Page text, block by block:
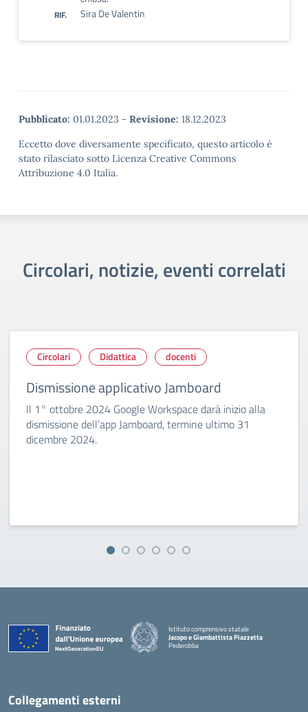
RIF. Sira De Valentin
Pubblicato: 01.01.2023 - Revisione: 18.12.2023
Eccetto dove diversamente specificato, questo articolo è
stato rilasciato sotto Licenza Creative Commons
Attribuzione 4.0 Italia.
Circolari, notizie, eventi correlati
Circolari Didattica docenti
Dismissione applicativo Jamboard
Il 1° ottobre 2024 Google Workspace darà inizio alla
dismissione dell’app Jamboard, termine ultimo 31
dicembre 2024.
Istituto comprensivo statale
Jacopo e Giambattista Piazzetta
Pederobba
Collegamenti esterni